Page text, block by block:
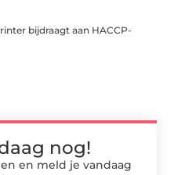
bijdraagt aan HACCP-
nog!
en meld je vandaag